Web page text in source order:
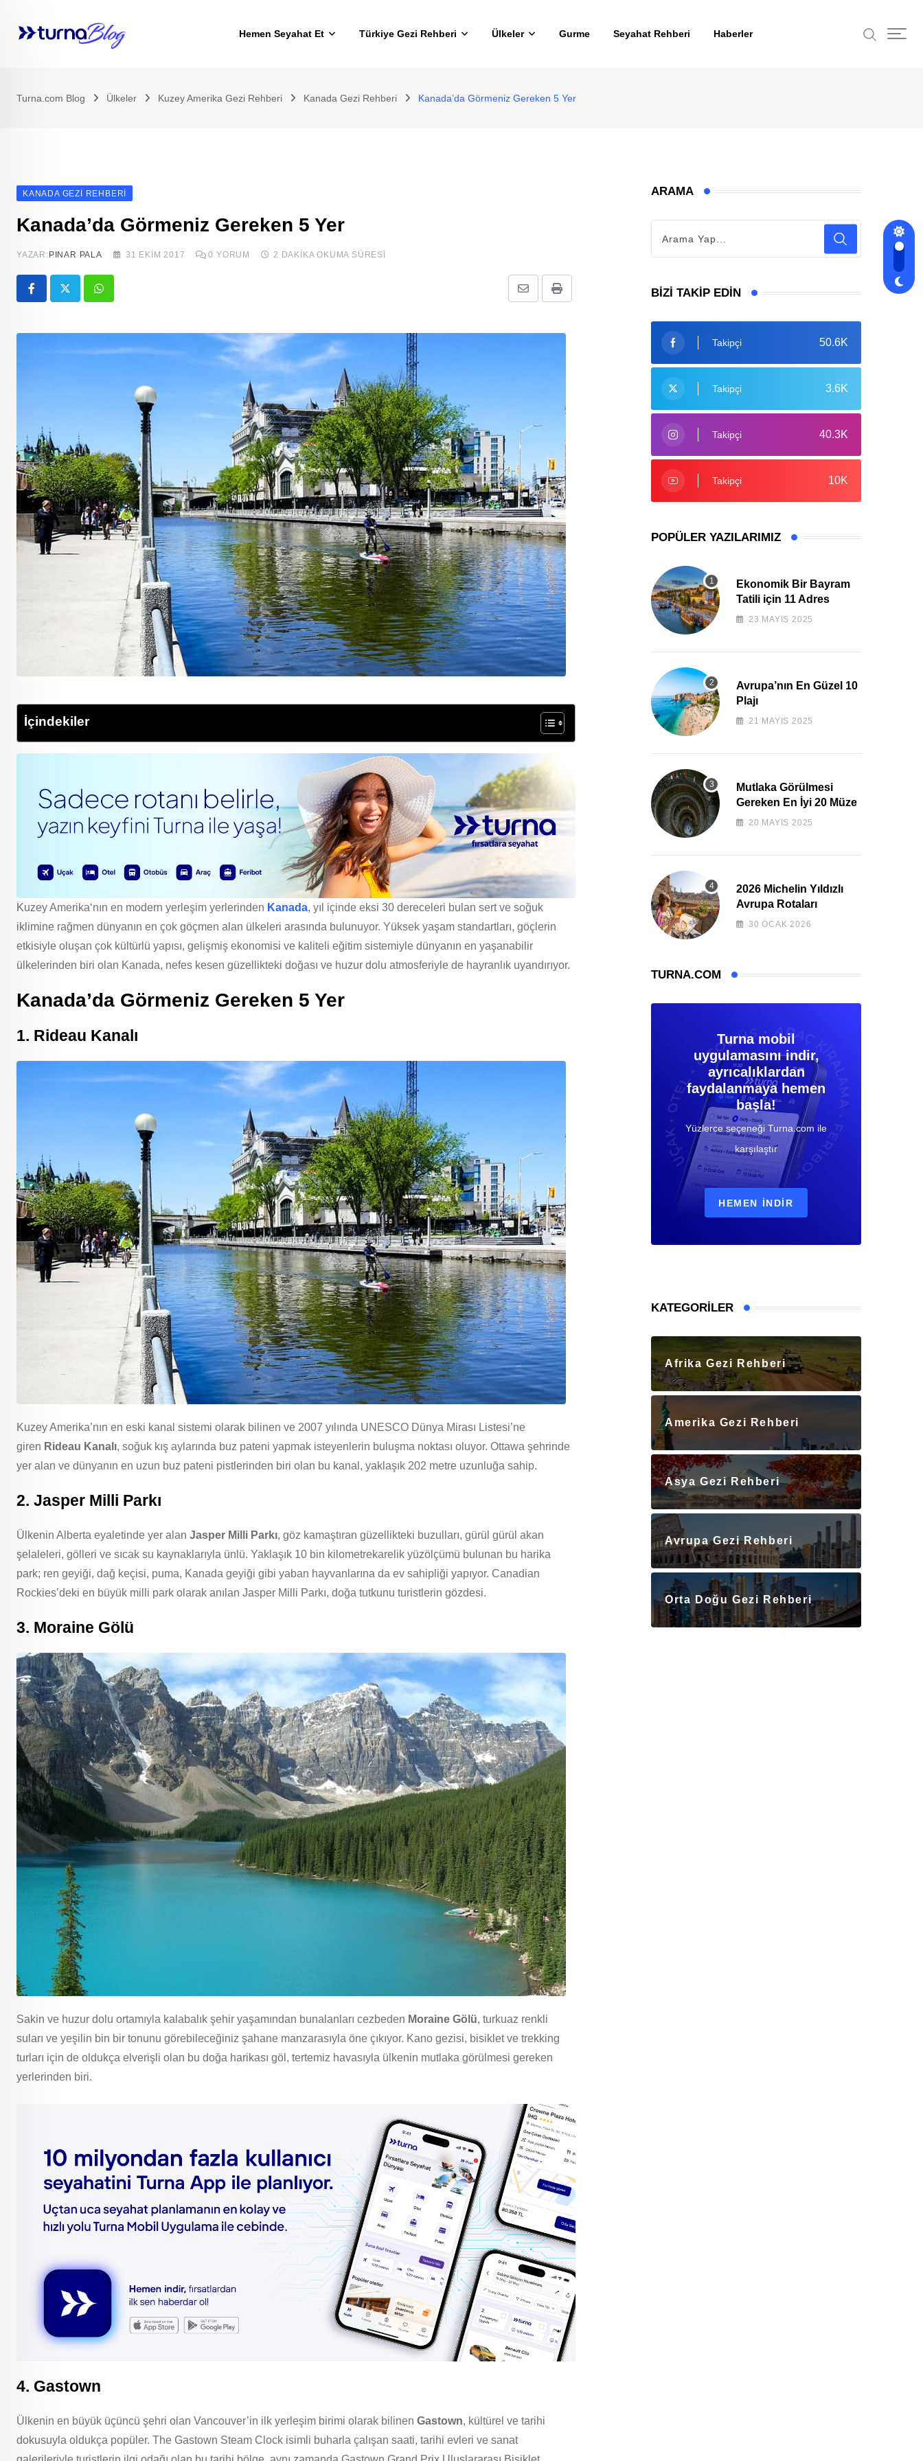
Hemen Seyahat Et Türkiye Gezi Rehberi Ülkeler Gurme Seyahat Rehberi Haberler
Turna.com Blog Ülkeler Kuzey Amerika Gezi Rehberi Kanada Gezi Rehberi Kanada’da Görmeniz Gereken 5 Yer
KANADA GEZI REHBERI
Kanada’da Görmeniz Gereken 5 Yer
YAZAR: PINAR PALA 31 EKIM 2017 0 YORUM 2 DAKIKA OKUMA SÜRESI
Whatsapp Print
ile
İçindekiler
Kuzey Amerika‘nın en modern yerleşim yerlerinden Kanada, yıl içinde eksi 30 dereceleri bulan sert ve soğuk
iklimine rağmen dünyanın en çok göçmen alan ülkeleri arasında bulunuyor. Yüksek yaşam standartları, göçlerin
etkisiyle oluşan çok kültürlü yapısı, gelişmiş ekonomisi ve kaliteli eğitim sistemiyle dünyanın en yaşanabilir
ülkelerinden biri olan Kanada, nefes kesen güzellikteki doğası ve huzur dolu atmosferiyle de hayranlık uyandırıyor.
Kanada’da Görmeniz Gereken 5 Yer
1. Rideau Kanalı
Kuzey Amerika’nın en eski kanal sistemi olarak bilinen ve 2007 yılında UNESCO Dünya Mirası Listesi’ne
giren Rideau Kanalı, soğuk kış aylarında buz pateni yapmak isteyenlerin buluşma noktası oluyor. Ottawa şehrinde
yer alan ve dünyanın en uzun buz pateni pistlerinden biri olan bu kanal, yaklaşık 202 metre uzunluğa sahip.
2. Jasper Milli Parkı
Ülkenin Alberta eyaletinde yer alan Jasper Milli Parkı, göz kamaştıran güzellikteki buzulları, gürül gürül akan
şelaleleri, gölleri ve sıcak su kaynaklarıyla ünlü. Yaklaşık 10 bin kilometrekarelik yüzölçümü bulunan bu harika
park; ren geyiği, dağ keçisi, puma, Kanada geyiği gibi yaban hayvanlarına da ev sahipliği yapıyor. Canadian
Rockies’deki en büyük milli park olarak anılan Jasper Milli Parkı, doğa tutkunu turistlerin gözdesi.
3. Moraine Gölü
Sakin ve huzur dolu ortamıyla kalabalık şehir yaşamından bunalanları cezbeden Moraine Gölü, turkuaz renkli
suları ve yeşilin bin bir tonunu görebileceğiniz şahane manzarasıyla öne çıkıyor. Kano gezisi, bisiklet ve trekking
turları için de oldukça elverişli olan bu doğa harikası göl, tertemiz havasıyla ülkenin mutlaka görülmesi gereken
yerlerinden biri.
4. Gastown
Ülkenin en büyük üçüncü şehri olan Vancouver’in ilk yerleşim birimi olarak bilinen Gastown, kültürel ve tarihi
dokusuyla oldukça popüler. The Gastown Steam Clock isimli buharla çalışan saati, tarihi evleri ve sanat
ARAMA
BIZI TAKIP EDIN
50.6K
Takipçi
3.6K
Takipçi
40.3K
Takipçi
10K
Takipçi
POPÜLER YAZILARIMIZ
Ekonomik Bir Bayram
Tatili için 11 Adres
23 MAYIS 2025
Avrupa’nın En Güzel 10
Plajı
21 MAYIS 2025
Mutlaka Görülmesi
Gereken En İyi 20 Müze
20 MAYIS 2025
2026 Michelin Yıldızlı
Avrupa Rotaları
30 OCAK 2026
TURNA.COM
Turna mobil
uygulamasını indir,
ayrıcalıklardan
faydalanmaya hemen
başla!
Yüzlerce seçeneği Turna.com ile
karşılaştır
HEMEN İNDIR
KATEGORILER
Afrika Gezi Rehberi
Amerika Gezi Rehberi
Asya Gezi Rehberi
Avrupa Gezi Rehberi
Orta Doğu Gezi Rehberi